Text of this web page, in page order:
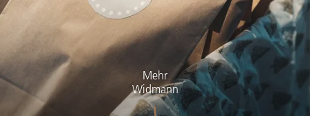
Mehr
Widmann